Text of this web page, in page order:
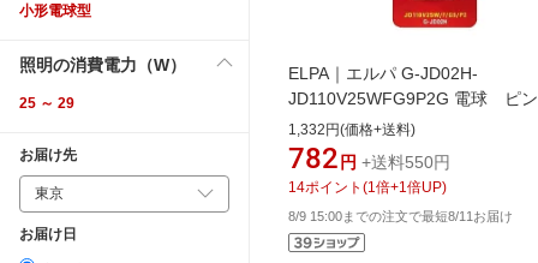
小形電球型
照明の消費電力（W）
25 ～ 29
お届け先
お届け日
ELPA｜エルパ G-JD02H-
JD110V25WFG9P2G 電球 ピン
ハロゲンJDタイプ フロスト [G9 /
ゲン電球形 /25W相当 /電球色 /1
[GJD02H]
1,332円(価格+送料)
782 円 +送料550円
14ポイント (1 倍+1 倍UP)
8/9 15:00までの注文で最短8/11お届け